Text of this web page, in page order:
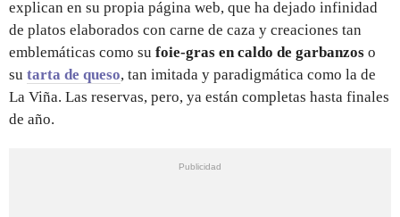
explican en su propia página web, que ha dejado infinidad
de platos elaborados con carne de caza y creaciones tan
emblemáticas como su foie-gras en caldo de garbanzos o
su tarta de queso, tan imitada y paradigmática como la de
La Viña. Las reservas, pero, ya están completas hasta finales
de año.